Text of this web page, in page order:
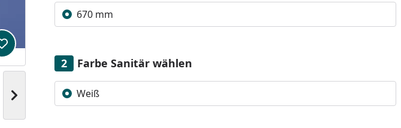
Nächstes Bild anzeigen
Produkt zur Wunschliste hinzufügen
670 mm
Farbe Sanitär wählen
Alle anzeigen (1)
Weiß